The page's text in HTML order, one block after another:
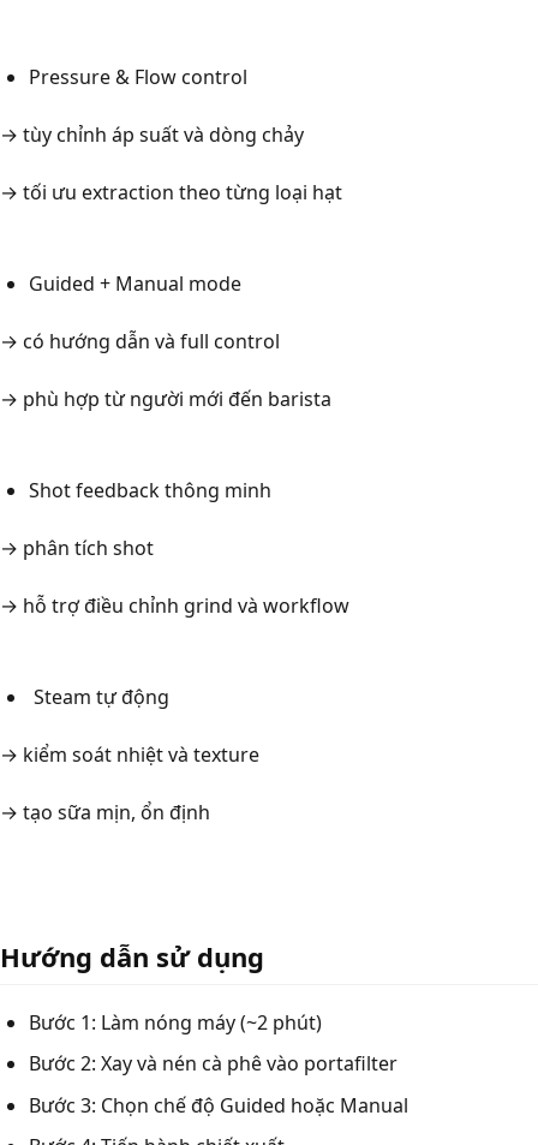
Pressure & Flow control
→ tùy chỉnh áp suất và dòng chảy
→ tối ưu extraction theo từng loại hạt
Guided + Manual mode
→ có hướng dẫn và full control
→ phù hợp từ người mới đến barista
Shot feedback thông minh
→ phân tích shot
→ hỗ trợ điều chỉnh grind và workflow
Steam tự động
→ kiểm soát nhiệt và texture
→ tạo sữa mịn, ổn định
Hướng dẫn sử dụng
Bước 1: Làm nóng máy (~2 phút)
Bước 2: Xay và nén cà phê vào portafilter
Bước 3: Chọn chế độ Guided hoặc Manual